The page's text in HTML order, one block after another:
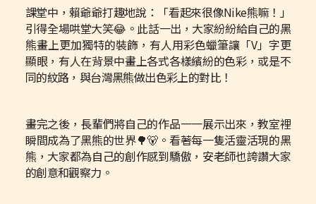
課堂中，賴爺爺打趣地說：「看起來很像Nike熊嘛！」
引得全場哄堂大笑😂。此話一出，大家紛紛給自己的黑
熊畫上更加獨特的裝飾，有人用彩色蠟筆讓「V」字更
顯眼，有人在背景中畫上各式各樣繽紛的色彩，或是不
同的紋路，與台灣黑熊做出色彩上的對比！
畫完之後，長輩們將自己的作品一一展示出來，教室裡
瞬間成為了黑熊的世界🌳🐻。看著每一隻活靈活現的黑
熊，大家都為自己的創作感到驕傲，安老師也誇讚大家
的創意和觀察力。